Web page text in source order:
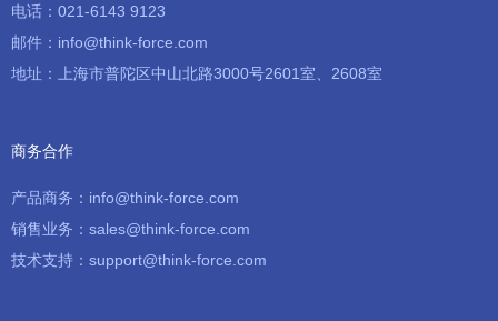
电话：021-6143 9123
邮件：info@think-force.com
地址：上海市普陀区中山北路3000号2601室、2608室
商务合作
产品商务：info@think-force.com
销售业务：sales@think-force.com
技术支持：support@think-force.com